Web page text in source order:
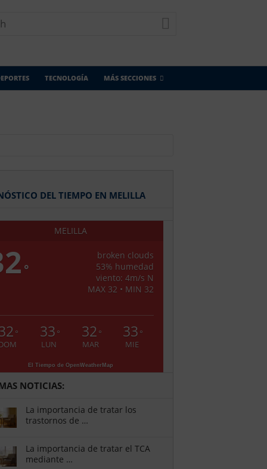
TECNOLOGÍA MÁS SECCIONES
DEL TIEMPO EN MELILLA
MELILLA
°
broken clouds
53% humedad
viento: 4m/s N
MAX 32 • MIN 32
° 33 °
LUN
32 °
MAR
33 °
MIE
El Tiempo de OpenWeatherMap
NOTICIAS:
La importancia de tratar los
trastornos de …
La importancia de tratar el TCA
mediante …